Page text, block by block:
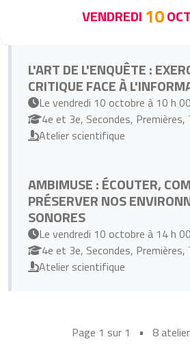
VENDREDI 10
L'ART DE L'ENQUÊTE :
CRITIQUE FACE À
Le vendredi 10 octobre à 10 h 00
4e et 3e, Secondes, Premières,
Atelier scientifique
AMBIMUSE : ÉCOUTER,
PRÉSERVER NOS
SONORES
Le vendredi 10 octobre à 14 h 00
4e et 3e, Secondes, Premières,
Atelier scientifique
Page 1 sur 1 • 8